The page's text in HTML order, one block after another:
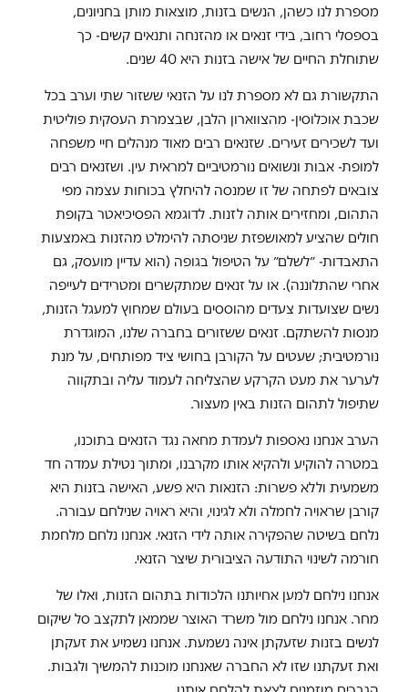
מספרת לנו כשהן, הנשים בזנות, מוצאות מותן בחניונים,
בספסלי רחוב, בידי זנאים או מהזנחה ותנאים קשים- כך
שתוחלת החיים של אישה בזנות היא 40 שנים.
התקשורת גם לא מספרת לנו על הזנאי ששזור שתי וערב בכל
שכבת אוכלוסין- מהצווארון הלבן, שבצמרת העסקית פוליטית
ועד לשכירים זעירים. שזנאים רבים מאוד מנהלים חיי משפחה
למופת- אבות ונשואים נורמטיביים למראית עין. ושזנאים רבים
צובאים לפתחה של זו שמנסה להיחלץ בכוחות עצמה מפי
התהום, ומחזירים אותה לזנות. לדוגמא הפסיכיאטר בקופת
חולים שהציע למאושפזת שניסתה להימלט מהזנות באמצעות
התאבדות- ״לשלם״ על הטיפול בגופה (הוא עדיין מועסק, גם
אחרי שהתלוננה). או על זנאים שמתקשרים ומטרידים לעייפה
נשים שצועדות צעדים מהוססים בעולם שמחוץ למעגל הזנות,
מנסות להשתקם. זנאים ששזורים בחברה שלנו, המוגדרת
נורמטיבית; שעטים על הקורבן בחושי ציד מפותחים, על מנת
לערער את מעט הקרקע שהצליחה לעמוד עליה ובתקווה
שתיפול לתהום הזנות באין מעצור.
הערב אנחנו נאספות לעמדת מחאה נגד הזנאים בתוכנו,
במטרה להוקיע ולהקיא אותו מקרבנו, ומתוך נטילת עמדה חד
משמעית וללא פשרות: הזנאות היא פשע, האישה בזנות היא
קורבן שראויה לחמלה ולא לגינוי, והיא ראויה שנילחם עבורה.
נלחם בשיטה שהפקירה אותה לידי הזנאי. אנחנו נלחם מלחמת
חורמה לשינוי התודעה הציבורית שיצר הזנאי.
אנחנו נילחם למען אחיותנו הלכודות בתהום הזנות, ואלו של
מחר. אנחנו נילחם מול משרד האוצר שממאן לתקצב סל שיקום
לנשים בזנות שזעקתן אינה נשמעת. אנחנו נשמיע את זעקתן
ואת זעקתנו שזו לא החברה שאנחנו מוכנות להמשיך ולגבות.